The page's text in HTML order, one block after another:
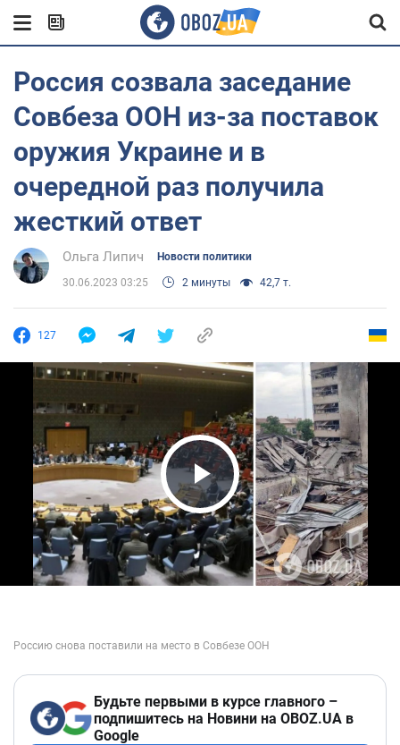
Россия созвала заседание
Совбеза ООН из-за поставок
оружия Украине и в
очередной раз получила
жесткий ответ
Ольга Липич Новости политики
30.06.2023 03:25 2 минуты 42,7 т.
127
Play Video
Будьте первыми в курсе главного –
подпишитесь на Новини на OBOZ.UA в
Google